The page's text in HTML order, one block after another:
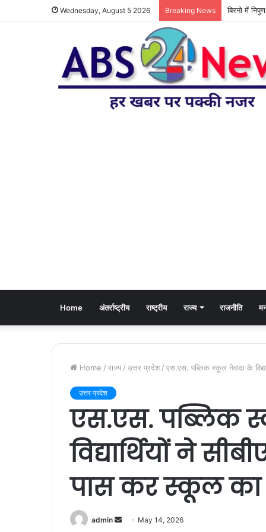
Wednesday, August 5 2026 Breaking News बिरनो में
Home अंतर्राष्ट्रीय राष्ट्रीय राज्य राजनीति
Home / राज्य / उत्तर प्रदेश / एस.एस. पब्लिक स्कूल नेवादा के
उत्तर प्रदेश
एस.एस. पब्लिक
विद्यार्थियों ने
पास कर स्कूल का
admin May 14, 2026